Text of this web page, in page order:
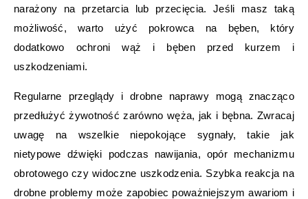
narażony na przetarcia lub przecięcia. Jeśli masz taką
możliwość, warto użyć pokrowca na bęben, który
dodatkowo ochroni wąż i bęben przed kurzem i
uszkodzeniami.
Regularne przeglądy i drobne naprawy mogą znacząco
przedłużyć żywotność zarówno węża, jak i bębna. Zwracaj
uwagę na wszelkie niepokojące sygnały, takie jak
nietypowe dźwięki podczas nawijania, opór mechanizmu
obrotowego czy widoczne uszkodzenia. Szybka reakcja na
drobne problemy może zapobiec poważniejszym awariom i